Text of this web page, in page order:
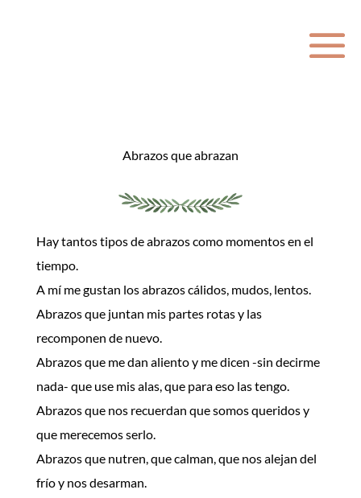
Abrazos que abrazan
Hay tantos tipos de abrazos como momentos en el
tiempo.
A mí me gustan los abrazos cálidos, mudos, lentos.
Abrazos que juntan mis partes rotas y las
recomponen de nuevo.
Abrazos que me dan aliento y me dicen -sin decirme
nada- que use mis alas, que para eso las tengo.
Abrazos que nos recuerdan que somos queridos y
que merecemos serlo.
Abrazos que nutren, que calman, que nos alejan del
frío y nos desarman.